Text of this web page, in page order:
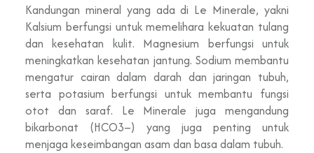
Kandungan mineral yang ada di Le Minerale, yakni
Kalsium berfungsi untuk memelihara kekuatan tulang
dan kesehatan kulit. Magnesium berfungsi untuk
meningkatkan kesehatan jantung. Sodium membantu
mengatur cairan dalam darah dan jaringan tubuh,
serta potasium berfungsi untuk membantu fungsi
otot dan saraf. Le Minerale juga mengandung
bikarbonat (HCO3–) yang juga penting untuk
menjaga keseimbangan asam dan basa dalam tubuh.